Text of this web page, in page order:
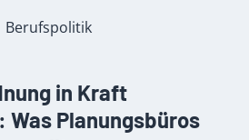
Berufspolitik
in Kraft
Was Planungsbüros